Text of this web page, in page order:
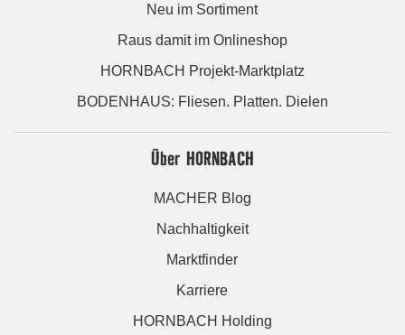
Neu im Sortiment
Raus damit im Onlineshop
HORNBACH Projekt-Marktplatz
BODENHAUS: Fliesen. Platten. Dielen
Über HORNBACH
MACHER Blog
Nachhaltigkeit
Marktfinder
Karriere
HORNBACH Holding